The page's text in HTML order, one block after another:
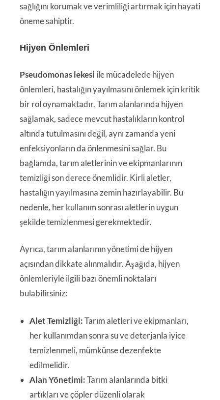
sağlığını korumak ve verimliliği artırmak için hayati
öneme sahiptir.
Hijyen Önlemleri
Pseudomonas lekesi ile mücadelede hijyen
önlemleri, hastalığın yayılmasını önlemek için kritik
bir rol oynamaktadır. Tarım alanlarında hijyen
sağlamak, sadece mevcut hastalıkların kontrol
altında tutulmasını değil, aynı zamanda yeni
enfeksiyonların da önlenmesini sağlar. Bu
bağlamda, tarım aletlerinin ve ekipmanlarının
temizliği son derece önemlidir. Kirli aletler,
hastalığın yayılmasına zemin hazırlayabilir. Bu
nedenle, her kullanım sonrası aletlerin uygun
şekilde temizlenmesi gerekmektedir.
Ayrıca, tarım alanlarının yönetimi de hijyen
açısından dikkate alınmalıdır. Aşağıda, hijyen
önlemleriyle ilgili bazı önemli noktaları
bulabilirsiniz:
Alet Temizliği:Tarım aletleri ve ekipmanları,
her kullanımdan sonra su ve deterjanla iyice
temizlenmeli, mümkünse dezenfekte
edilmelidir.
Alan Yönetimi:Tarım alanlarında bitki
artıkları ve çöpler düzenli olarak